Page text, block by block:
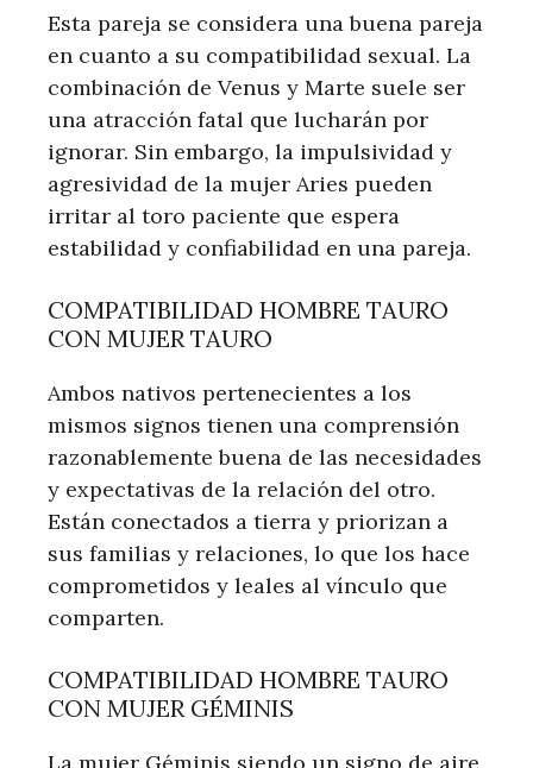
Esta pareja se considera una buena pareja
en cuanto a su compatibilidad sexual. La
combinación de Venus y Marte suele ser
una atracción fatal que lucharán por
ignorar. Sin embargo, la impulsividad y
agresividad de la mujer Aries pueden
irritar al toro paciente que espera
estabilidad y confiabilidad en una pareja.
COMPATIBILIDAD HOMBRE TAURO
CON MUJER TAURO
Ambos nativos pertenecientes a los
mismos signos tienen una comprensión
razonablemente buena de las necesidades
y expectativas de la relación del otro.
Están conectados a tierra y priorizan a
sus familias y relaciones, lo que los hace
comprometidos y leales al vínculo que
comparten.
COMPATIBILIDAD HOMBRE TAURO
CON MUJER GÉMINIS
La mujer Géminis siendo un signo de aire